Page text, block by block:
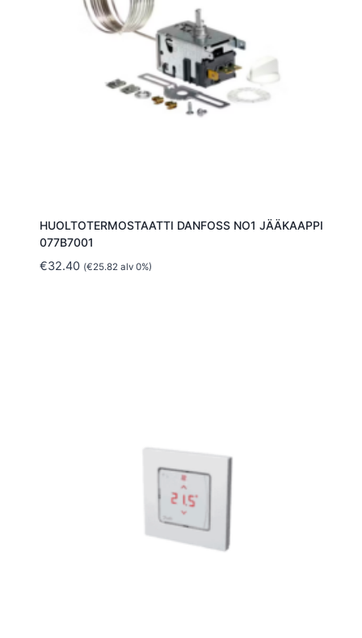
HUOLTOTERMOSTAATTI DANFOSS NO1 JÄÄKAAPPI
077B7001
€32.40 (€25.82 alv 0%)